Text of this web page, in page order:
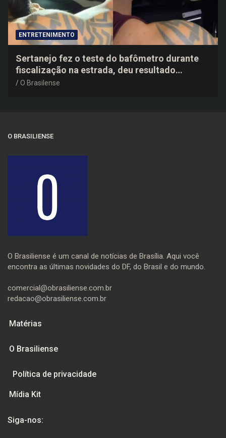
ENTRETENIMENTO
Sertanejo fez o teste do bafômetro durante
fiscalização na estrada, deu resultado
negativo e elogiou o trabalho dos agentes de
O Brasilense
O BRASILIENSE
O Brasiliense é um canal de notícias de Brasília. Aqui você
encontra as últimas novidades do DF, do Brasil e do mundo.
comercial@obrasiliense.com.br
redacao@obrasiliense.com.br
Matérias
O Brasiliense
Política de privacidade
Mídia Kit
Siga-nos: